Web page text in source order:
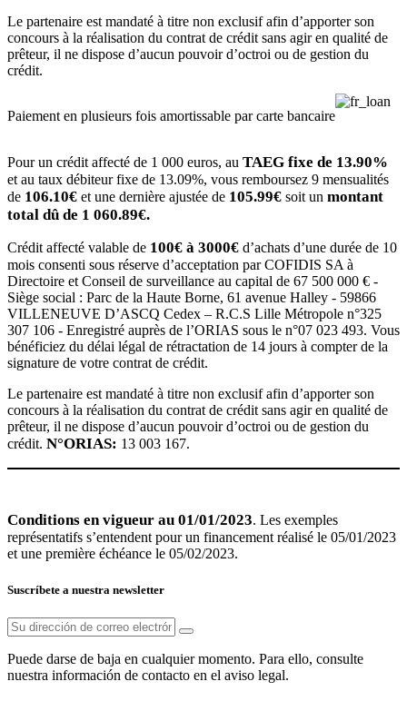
Le partenaire est mandaté à titre non exclusif afin d’apporter son
concours à la réalisation du contrat de crédit sans agir en qualité de
prêteur, il ne dispose d’aucun pouvoir d’octroi ou de gestion du
crédit.
Paiement en plusieurs fois amortissable par carte bancaire
Pour un crédit affecté de 1 000 euros, au TAEG fixe de 13.90%
et au taux débiteur fixe de 13.09%, vous remboursez 9 mensualités
de 106.10€ et une dernière ajustée de 105.99€ soit un montant
total dû de 1 060.89€.
Crédit affecté valable de 100€ à 3000€ d’achats d’une durée de 10
mois consenti sous réserve d’acceptation par COFIDIS SA à
Directoire et Conseil de surveillance au capital de 67 500 000 € -
Siège social : Parc de la Haute Borne, 61 avenue Halley - 59866
VILLENEUVE D’ASCQ Cedex – R.C.S Lille Métropole n°325
307 106 - Enregistré auprès de l’ORIAS sous le n°07 023 493. Vous
bénéficiez du délai légal de rétractation de 14 jours à compter de la
signature de votre contrat de crédit.
Le partenaire est mandaté à titre non exclusif afin d’apporter son
concours à la réalisation du contrat de crédit sans agir en qualité de
prêteur, il ne dispose d’aucun pouvoir d’octroi ou de gestion du
crédit. N°ORIAS: 13 003 167.
Conditions en vigueur au 01/01/2023. Les exemples
représentatifs s’entendent pour un financement réalisé le 05/01/2023
et une première échéance le 05/02/2023.
Suscríbete a nuestra newsletter
Puede darse de baja en cualquier momento. Para ello, consulte
nuestra información de contacto en el aviso legal.